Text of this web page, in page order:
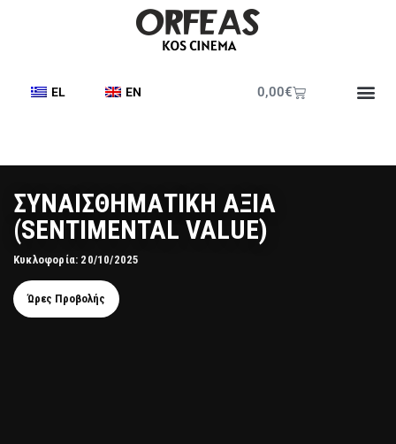
EL EN 0,00€
ΣΥΝΑΙΣΘΗΜΑΤΙΚΗ ΑΞΙΑ
(SENTIMENTAL VALUE)
Κυκλοφορία: 20/10/2025
Ώρες Προβολής